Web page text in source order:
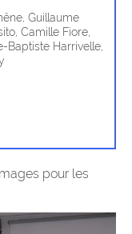
Guillaume
Camille Fiore,
Baptiste Harrivelle,
pour les